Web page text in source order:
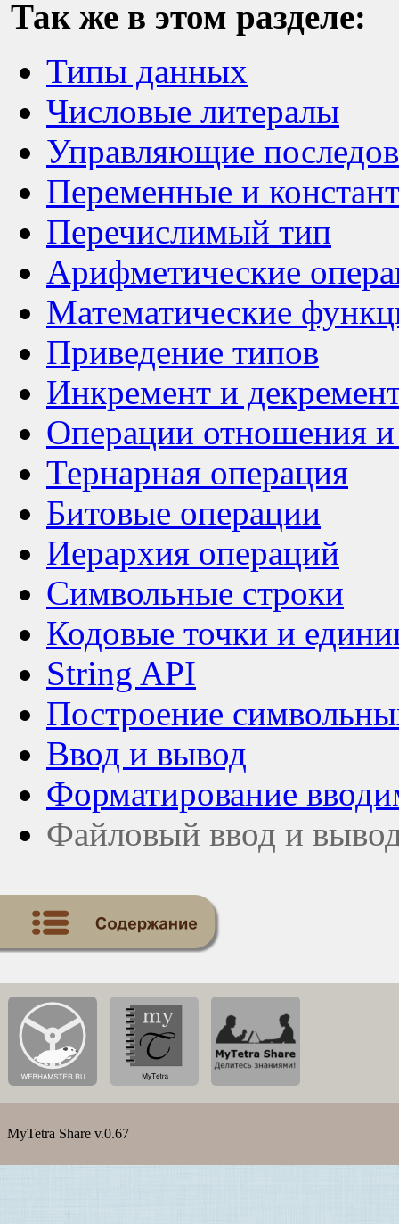
Так же в этом разделе:
Типы данных
Числовые литералы
Управляющие
Переменные и
Перечислимый тип
Арифметические
Математические
Приведение типов
Инкремент и
Операции отношения
Тернарная операция
Битовые операции
Иерархия операций
Символьные строки
Кодовые точки и
String API
Построение
Ввод и вывод
Форматирование
Файловый ввод и
MyTetra Share v.0.67